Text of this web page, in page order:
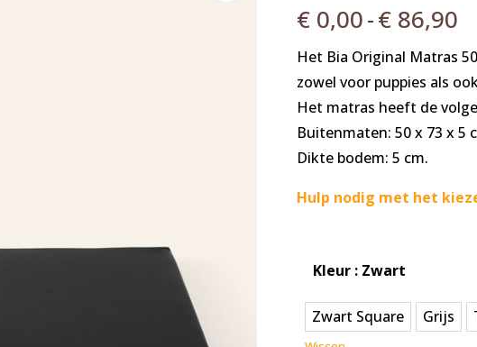
€0,00-€86,90
€
Het Bia Original Matras
zowel voor puppies als
Het matras heeft de
Buitenmaten: 50 x 73 x 5
Dikte bodem: 5 cm.
Hulp nodig met het
Kleur : Zwart
Zwart Square Grijs